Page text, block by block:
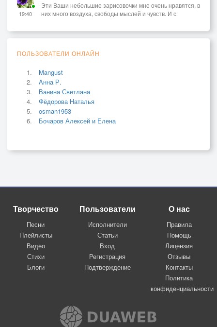
19:40
Эти Ваши небольшие зарисовочки мне очень нравятся, в
них много воздуха, свободы мыслей и чувств. И с
ПОЛЬЗОВАТЕЛИ ОНЛАЙН
Mangust
Анна Р.
Ванина Светлана
Фёдорова Наталья
osman1953
Бочаров Алексей и Елена
Творчество
Песни
Плейлисты
Видео
Стихи
Блоги
Пользователи
Исполнители
Статьи
Вход
Регистрация
Подтверждение
О нас
Правила
Помощь
Лицензия
Отзывы
Контакты
Политика
конфиденциальности